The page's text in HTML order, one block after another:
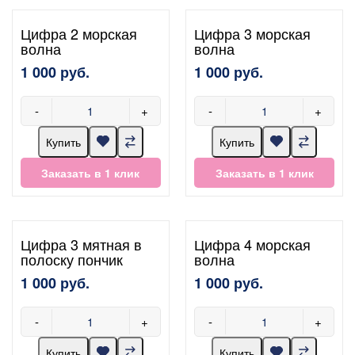
Цифра 2 морская
волна
1 000 руб.
- +
Купить
Заказать в 1 клик
Цифра 3 морская
волна
1 000 руб.
- +
Купить
Заказать в 1 клик
Цифра 3 мятная в
полоску пончик
1 000 руб.
- +
Цифра 4 морская
волна
1 000 руб.
- +